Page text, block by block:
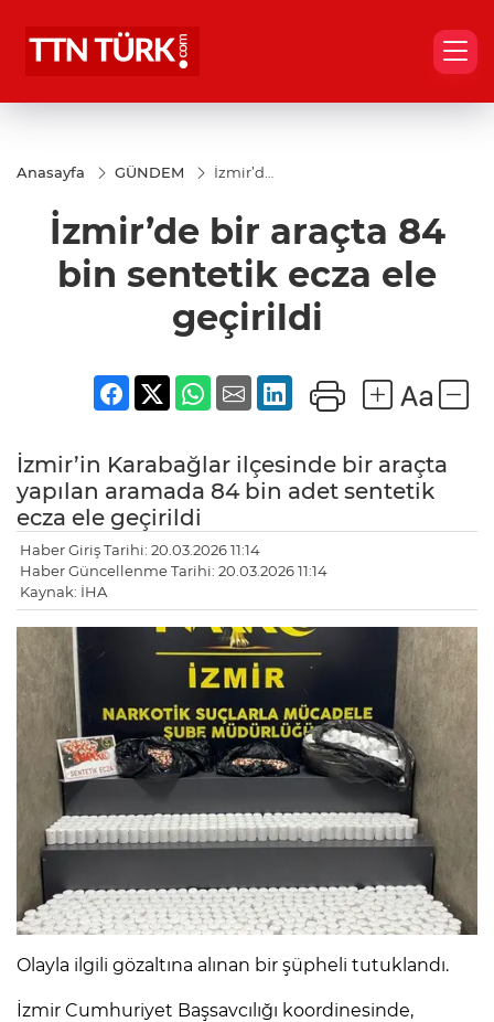
Anasayfa GÜNDEM
İzmir’de
84 bin
sentetik
ecza ele
geçirildi
İzmir’de bir araçta 84
bin sentetik ecza ele
geçirildi
İzmir’in Karabağlar ilçesinde bir araçta
yapılan aramada 84 bin adet sentetik
ecza ele geçirildi
Haber Giriş Tarihi: 20.03.2026 11:14
Haber Güncellenme Tarihi: 20.03.2026 11:14
Kaynak: İHA
Olayla ilgili gözaltına alınan bir şüpheli tutuklandı.
İzmir Cumhuriyet Başsavcılığı koordinesinde,